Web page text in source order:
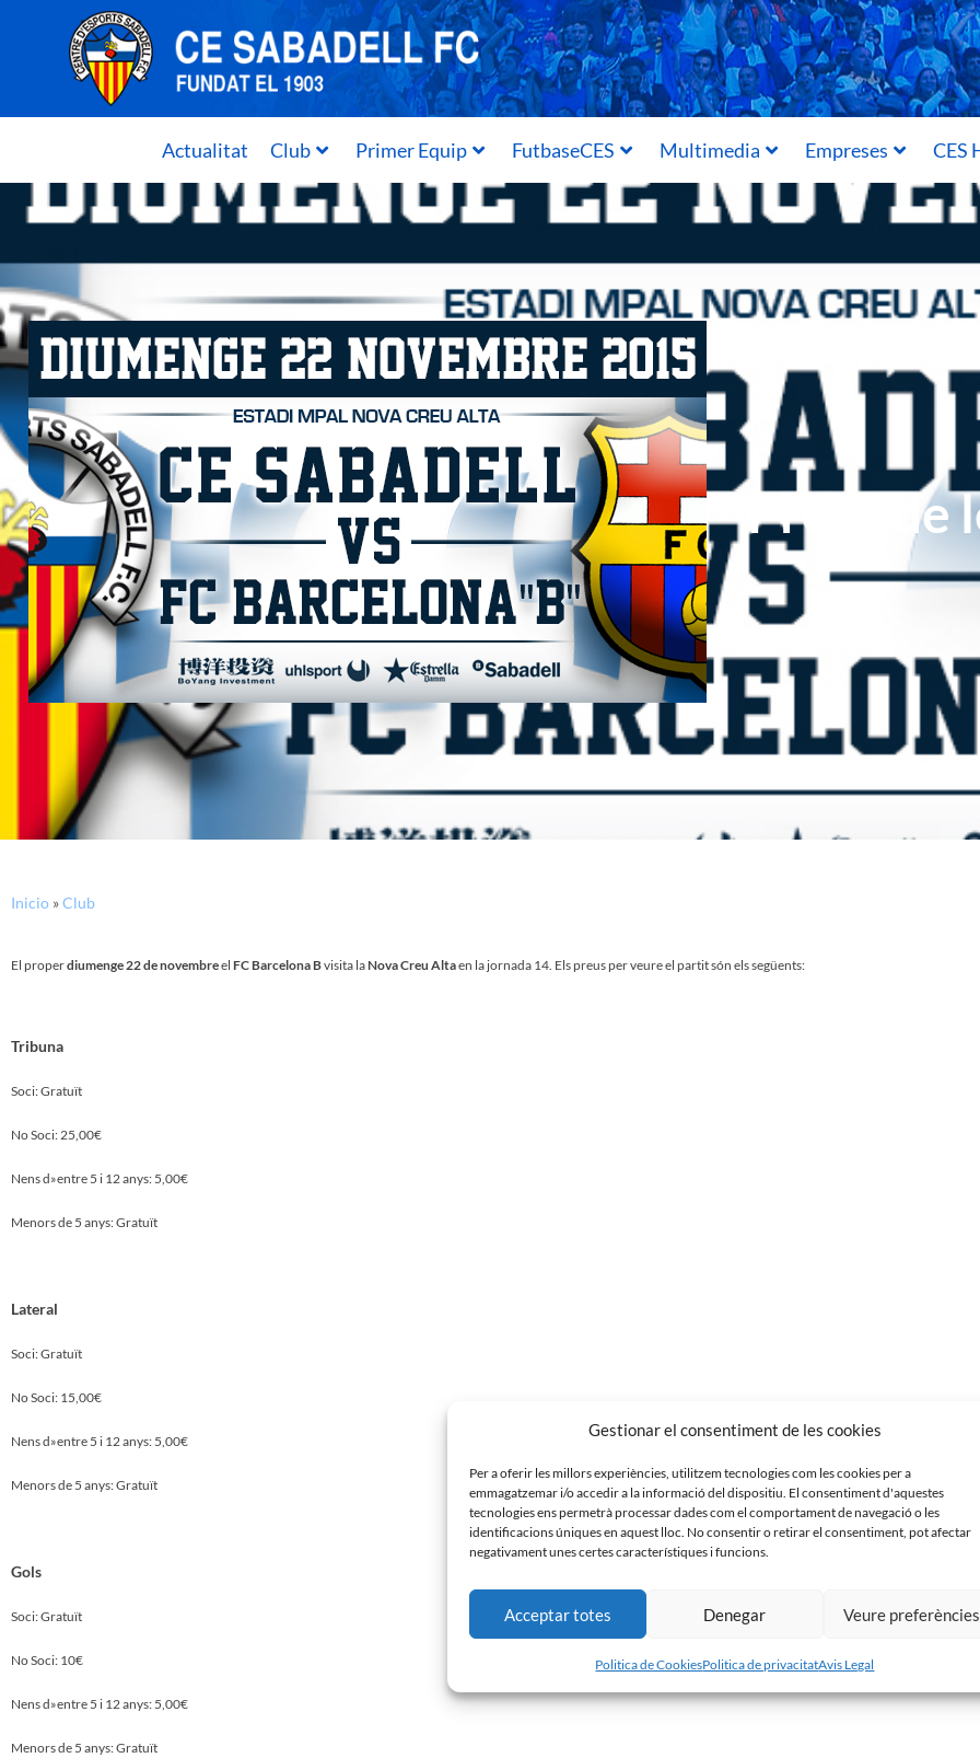
Gestionar el consentiment de les cookies
Per a oferir les millors experiències, utilitzem tecnologies com les cookies per a
emmagatzemar i/o accedir a la informació del dispositiu. El consentiment d'aquestes
tecnologies ens permetrà processar dades com el comportament de navegació o les
identificacions úniques en aquest lloc. No consentir o retirar el consentiment, pot afectar
negativament unes certes característiques i funcions.
Acceptar totes Denegar Veure preferències
Politica de CookiesPolitica de privacitatAvis Legal
Actualitat Club Primer Equip FutbaseCES Multimedia Empreses CES
Preus de
Inicio »Club
El properdiumenge 22 de novembreel FC Barcelona Bvisita laNova Creu Altaen la jornada 14. Els preus per veure el partit són els següents:
Tribuna
Soci: Gratuït
No Soci: 25,00€
Nens d»entre 5 i 12 anys: 5,00€
Menors de 5 anys: Gratuït
Lateral
Soci: Gratuït
No Soci: 15,00€
Nens d»entre 5 i 12 anys: 5,00€
Menors de 5 anys: Gratuït
Gols
Soci: Gratuït
No Soci: 10€
Nens d»entre 5 i 12 anys: 5,00€
Menors de 5 anys: Gratuït